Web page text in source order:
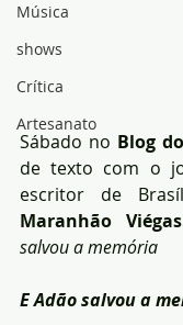
Música
shows
Crítica
Artesanato
Sábado no Blog
de texto com o
escritor de
Maranhão
salvou a memória
E Adão salvou a